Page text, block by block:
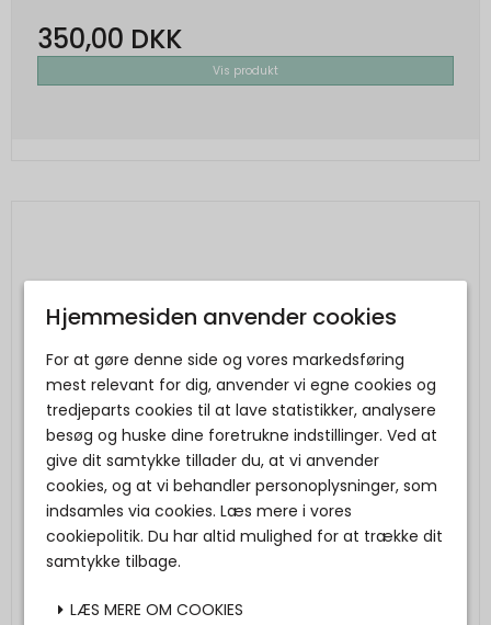
350,00 DKK
Vis produkt
Hjemmesiden anvender cookies
For at gøre denne side og vores markedsføring
mest relevant for dig, anvender vi egne cookies og
tredjeparts cookies til at lave statistikker, analysere
besøg og huske dine foretrukne indstillinger. Ved at
give dit samtykke tillader du, at vi anvender
cookies, og at vi behandler personoplysninger, som
indsamles via cookies. Læs mere i vores
cookiepolitik. Du har altid mulighed for at trække dit
samtykke tilbage.
LÆS MERE OM COOKIES